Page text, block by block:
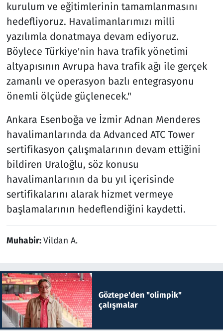
kurulum ve eğitimlerinin tamamlanmasını
hedefliyoruz. Havalimanlarımızı milli
yazılımla donatmaya devam ediyoruz.
Böylece Türkiye'nin hava trafik yönetimi
altyapısının Avrupa hava trafik ağı ile gerçek
zamanlı ve operasyon bazlı entegrasyonu
önemli ölçüde güçlenecek."
Ankara Esenboğa ve İzmir Adnan Menderes
havalimanlarında da Advanced ATC Tower
sertifikasyon çalışmalarının devam ettiğini
bildiren Uraloğlu, söz konusu
havalimanlarının da bu yıl içerisinde
sertifikalarını alarak hizmet vermeye
başlamalarının hedeflendiğini kaydetti.
Muhabir:Vildan A.
Göztepe'den "olimpik"
çalışmalar